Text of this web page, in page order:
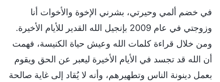
في خضم ألمي وحيرتي، بشرني الإخوة والأخوات أنا
وزوجتي في عام 2009 بإنجيل الله القدير للأيام الأخيرة.
ومن خلال قراءة كلمات الله وعيش حياة الكنيسة، فهمت
أن الله قد تجسد في الأيام الأخيرة ليعبر عن الحق ويقوم
بعمل دينونة الناس وتطهيرهم، وأنه لا يُقاد إلى غاية صالحة